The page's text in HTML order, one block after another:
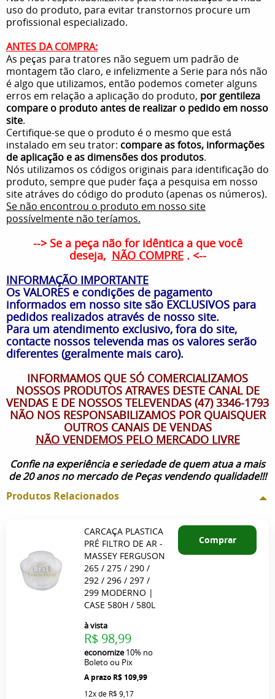
uso do produto, para evitar transtornos procure um
profissional especializado.
ANTES DA COMPRA:
As peças para tratores não seguem um padrão de
montagem tão claro, e infelizmente a Serie para nós não
é algo que utilizamos, então podemos cometer alguns
erros em relação a aplicação do produto, por gentileza
compare o produto antes de realizar o pedido em nosso
site.
Certifique-se que o produto é o mesmo que está
instalado em seu trator: compare as fotos, informações
de aplicação e as dimensões dos produtos.
Nós utilizamos os códigos originais para identificação do
produto, sempre que puder faça a pesquisa em nosso
site atráves do código do produto (apenas os números).
Se não encontrou o produto em nosso site
possívelmente não teríamos.
--> Se a peça não for idêntica a que você
deseja, NÃO COMPRE. <--
INFORMAÇÃO IMPORTANTE
Os VALORES e condições de pagamento
informados em nosso site são EXCLUSIVOS para
pedidos realizados através de nosso site.
Para um atendimento exclusivo, fora do site,
contacte nossos televenda mas os valores serão
diferentes (geralmente mais caro).
INFORMAMOS QUE SÓ COMERCIALIZAMOS
NOSSOS PRODUTOS ATRAVES DESTE CANAL DE
VENDAS E DE NOSSOS TELEVENDAS (47) 3346-1793
NÃO NOS RESPONSABILIZAMOS POR QUAISQUER
OUTROS CANAIS DE VENDAS
NÃO VENDEMOS PELO MERCADO LIVRE
Confie na experiência e seriedade de quem atua a mais
de 20 anos no mercado de Peças vendendo qualidade!!!
Produtos Relacionados
CARCAÇA PLASTICA
PRÉ FILTRO DE AR -
MASSEY FERGUSON
265 / 275 / 290 /
292 / 296 / 297 /
299 MODERNO |
CASE 580H / 580L
R$ 109,99
à vista
R$ 98,99
economize10% no
Boleto ou Pix
12xde R$ 9,17
Comprar